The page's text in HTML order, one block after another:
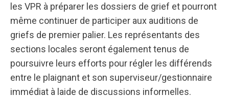
les VPR à préparer les dossiers de grief et pourront
même continuer de participer aux auditions de
griefs de premier palier. Les représentants des
sections locales seront également tenus de
poursuivre leurs efforts pour régler les différends
entre le plaignant et son superviseur/gestionnaire
immédiat à laide de discussions informelles.